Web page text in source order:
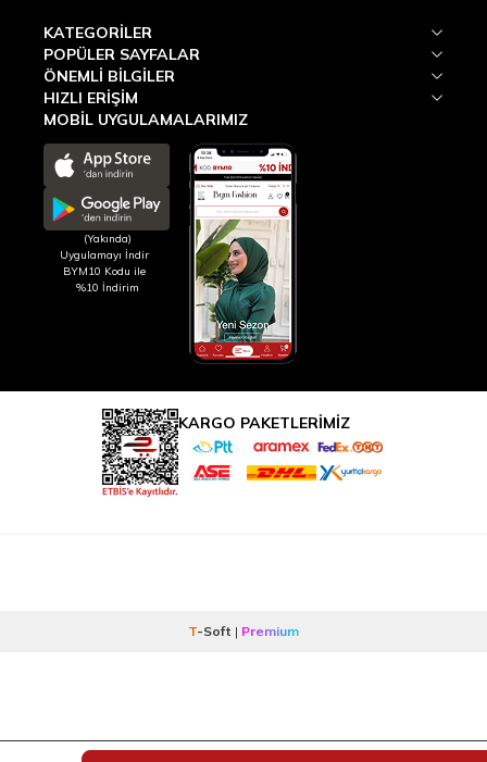
KATEGORILER
POPÜLER SAYFALAR
ÖNEMLI BILGILER
HIZLI ERIŞIM
MOBİL UYGULAMALARIMIZ
(Yakında)
Uygulamayı İndir
BYM10 Kodu ile
%10 İndirim
KARGO PAKETLERİMİZ
T-Soft | Premium